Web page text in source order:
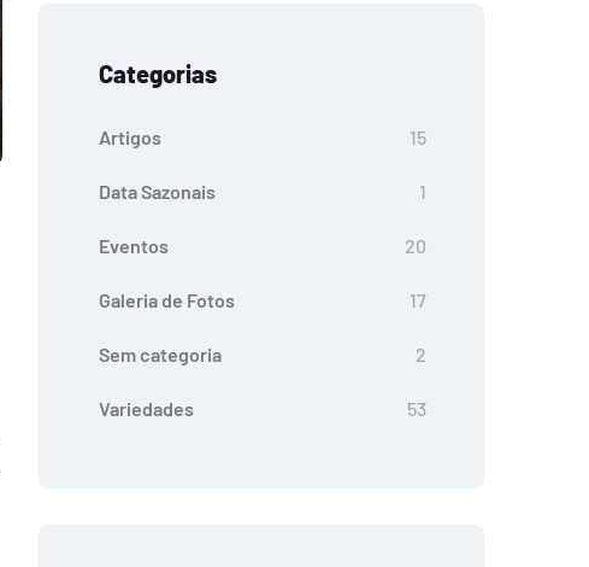
Categorias
Artigos 15
Data Sazonais 1
Eventos 20
Galeria de Fotos 17
Sem categoria 2
Variedades 53